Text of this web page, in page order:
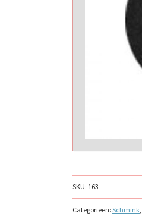
SKU: 163
Categorieën: Schmink